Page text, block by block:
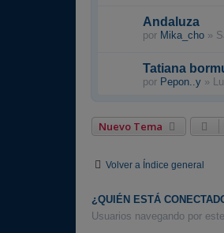
Andaluza
por Mika_cho »
Tatiana
por Pepon..y »
Nuevo Tema
Volver a Índice general
¿QUIÉN ESTÁ
Usuarios navegando por